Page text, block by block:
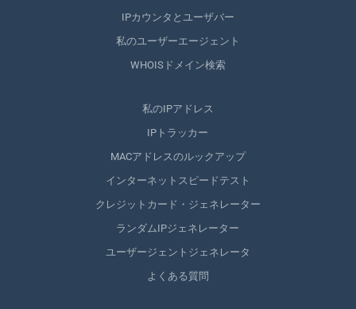
IPカウンタとユーザバー
私のユーザーエージェント
WHOISドメイン検索
私のIPアドレス
IPトラッカー
MACアドレスのルックアップ
インターネットスピードテスト
クレジットカード・ジェネレーター
ランダムIPジェネレーター
ユーザージェントジェネレータ
よくある質問